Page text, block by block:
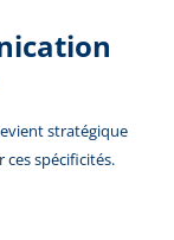
stratégique
spécificités.